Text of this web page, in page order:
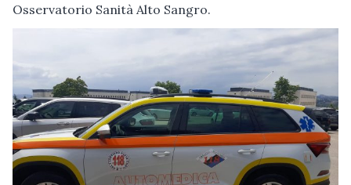
Osservatorio Sanità Alto Sangro.